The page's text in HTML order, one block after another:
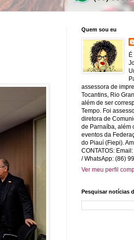
Quem sou eu
assessora de
Tocantins, Rio
além de ser
Tempo. Foi
diretora de
de Parnaíba, além
eventos da
do Piauí (Fiepi).
CONTATOS: Email:
/ WhatsApp: (86)
Ver meu perfil
Pesquisar notícias